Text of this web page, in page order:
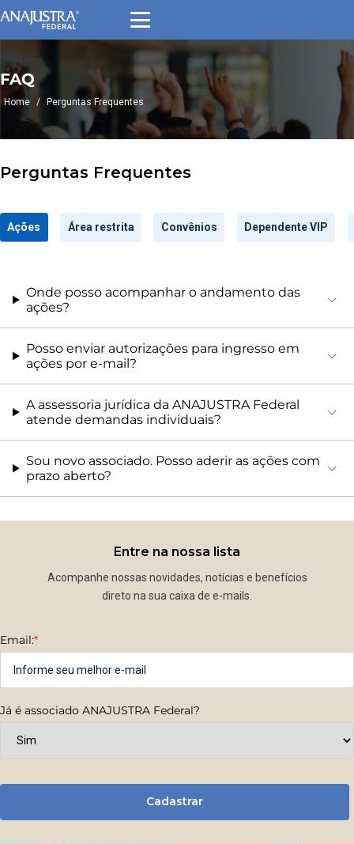
FAQ
Home / Perguntas Frequentes
Perguntas Frequentes
Ações Área restrita Convênios Dependente VIP
Onde posso acompanhar o andamento das
ações?
Posso enviar autorizações para ingresso em
ações por e-mail?
A assessoria jurídica da ANAJUSTRA Federal
atende demandas individuais?
Sou novo associado. Posso aderir as ações com
prazo aberto?
Entre na nossa lista
Acompanhe nossas novidades, notícias e benefícios
direto na sua caixa de e-mails.
Email:*
Já é associado ANAJUSTRA Federal?
Cadastrar